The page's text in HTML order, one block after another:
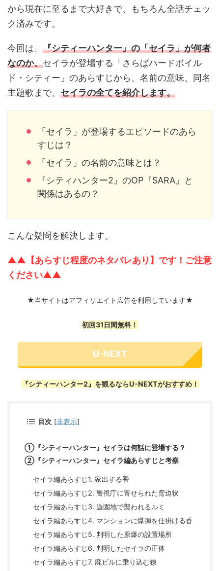
から現在に至るまで大好きで、もちろん全話チェッ
ク済みです。
今回は、 『シティーハンター』の「セイラ」が何者
なのか、セイラが登場する「さらばハードボイル
ド・シティー」のあらすじから、名前の意味、同名
主題歌まで、 セイラの全てを紹介します。
「セイラ」が登場するエピソードのあら
すじは？
「セイラ」の名前の意味とは？
『シティハンター2』のOP『SARA』と
関係はあるの？
こんな疑問を解決します。
▲▲【あらすじ程度のネタバレあり】です！ご注意
ください▲▲
★当サイトはアフィリエイト広告を利用しています★
初回31日間無料！
U-NEXT
『シティーハンター2』を観るならU-NEXTがおすすめ！
目次 [非表示]
①『シティーハンター』セイラは何話に登場する？
➁『シティーハンター』セイラ編あらすじと考察
セイラ編あらすじ1. 家出する香
セイラ編あらすじ2. 警視庁に寄せられた脅迫状
セイラ編あらすじ3. 遊園地で襲われるルミ
セイラ編あらすじ4. マンションに爆弾を仕掛ける香
セイラ編あらすじ5. 判明した原爆の設置場所
セイラ編あらすじ6. 判明したセイラの正体
セイラ編あらすじ7. 廃ビルに乗り込む獠